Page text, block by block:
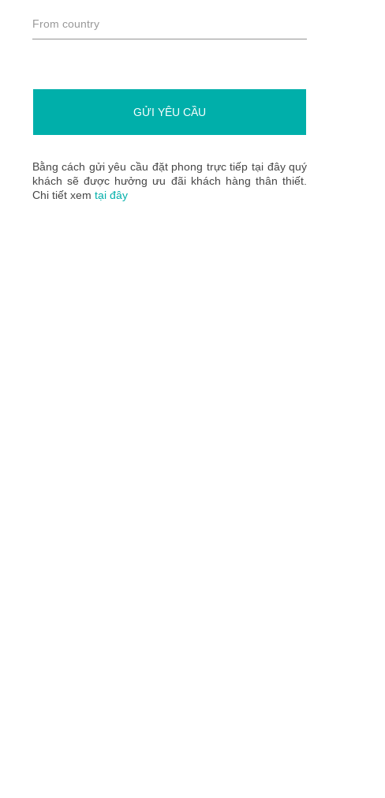
GỬI YÊU CẦU
Bằng cách gửi yêu cầu đặt phong trực tiếp tại đây quý
khách sẽ được hưởng ưu đãi khách hàng thân thiết.
Chi tiết xem tại đây